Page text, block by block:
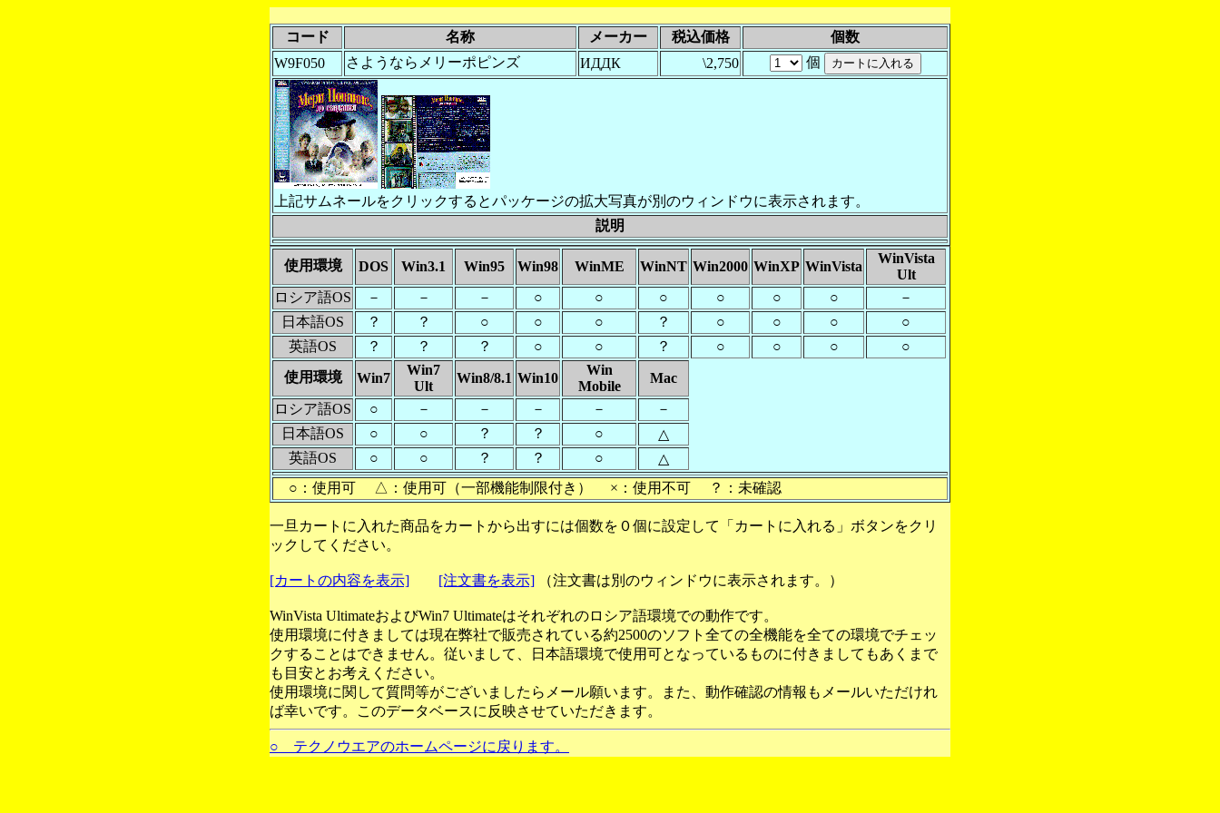
コード 名称 メーカー 税込価格
個数
W9F050
さようならメリーポピンズ ИДДК \2,750 個
上記サムネールをクリックするとパッケージの拡大写真が別のウィンドウに表示されます。
説明
使用環境 DOS Win3.1 Win95 Win98 WinME WinNT Win2000 WinXP WinVista
WinVista
Ult
ロシア語OS
－ － － ○ ○ ○ ○ ○ ○
－
日本語OS
？ ？ ○ ○ ○ ？ ○ ○ ○
○
英語OS
？ ？ ？ ○ ○ ？ ○ ○ ○
○
使用環境
Win7
Win7
Ult
Win8/8.1 Win10
Win
Mobile
Mac
ロシア語OS
○ － － － －
－
日本語OS
○ ○ ？ ？ ○
△
英語OS
○ ○ ？ ？ ○
△
○：使用可 △：使用可（一部機能制限付き） ×：使用不可 ？：未確認
一旦カートに入れた商品をカートから出すには個数を０個に設定して「カートに入れる」ボタンをクリ
ックしてください。
[カートの内容を表示] [注文書を表示] （注文書は別のウィンドウに表示されます。）
WinVista UltimateおよびWin7 Ultimateはそれぞれのロシア語環境での動作です。
使用環境に付きましては現在弊社で販売されている約2500のソフト全ての全機能を全ての環境でチェッ
クすることはできません。従いまして、日本語環境で使用可となっているものに付きましてもあくまで
も目安とお考えください。
使用環境に関して質問等がございましたらメール願います。また、動作確認の情報もメールいただけれ
ば幸いです。このデータベースに反映させていただきます。
○ テクノウエアのホームページに戻ります。